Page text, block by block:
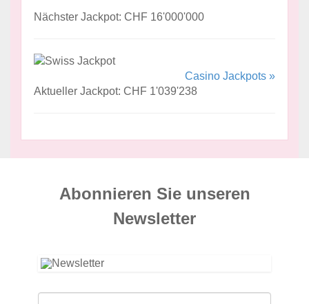
Nächster Jackpot: CHF 16'000'000
Casino Jackpots »
Aktueller Jackpot: CHF 1'039'238
Abonnieren Sie unseren
News­letter